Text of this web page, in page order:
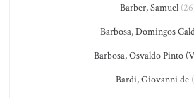
Barber, Samuel
Barbosa, Domingos
Barbosa, Osvaldo Pinto
Bardi, Giovanni de